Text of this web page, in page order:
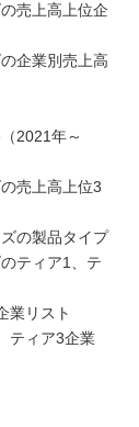
売上高上位企
企業別売上高
2021年～
売上高上位3
の製品タイプ
ティア1、テ
リスト
ティア3企業